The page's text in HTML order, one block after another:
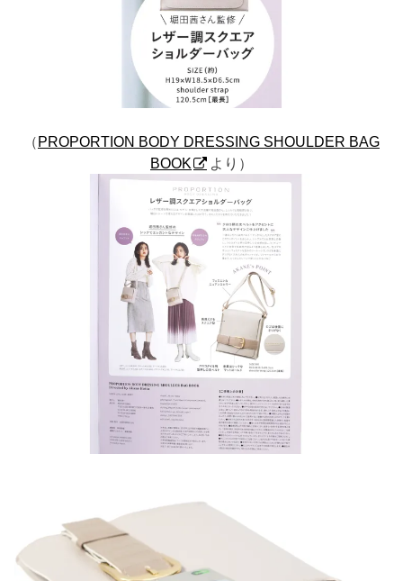
（PROPORTION BODY DRESSING SHOULDER BAG
BOOK
より）